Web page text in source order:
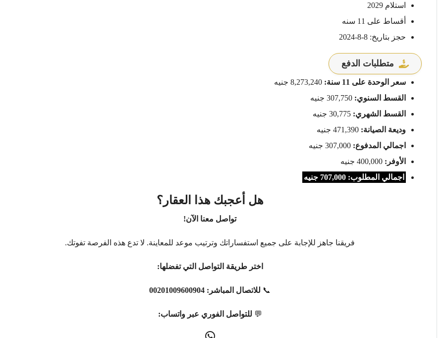
استلام 2029
أقساط على 11 سنه
حجز بتاريخ: 8-8-2024
متطلبات الدفع
سعر الوحدة على 11 سنة:
القسط السنوي:
القسط الشهري:
وديعة الصيانة:
اجمالي المدفوع:
الأوفر:
اجمالي المطلوب: 707,000 جنيه
هل أعجبك هذا العقار؟
تواصل معنا الآن!
فريقنا جاهز للإجابة على جميع استفساراتك وترتيب موعد للمعاينة. لا تدع هذه الفرصة تفوتك.
اختر طريقة التواصل التي تفضلها:
📞 للاتصال المباشر: 00201009600904
💬 للتواصل الفوري عبر واتساب: